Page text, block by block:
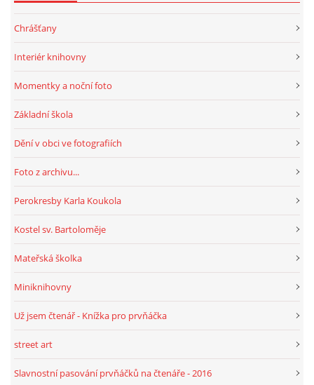
Chrášťany
Interiér knihovny
Momentky a noční foto
Základní škola
Dění v obci ve fotografiích
Foto z archivu...
Perokresby Karla Koukola
Kostel sv. Bartoloměje
Mateřská školka
Miniknihovny
Už jsem čtenář - Knížka pro prvňáčka
street art
Slavnostní pasování prvňáčků na čtenáře - 2016